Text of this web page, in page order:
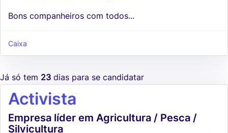
Bons companheiros com todos...
Caixa
Já só tem 23 dias para se candidatar
Activista
Empresa líder em Agricultura / Pesca /
Silvicultura